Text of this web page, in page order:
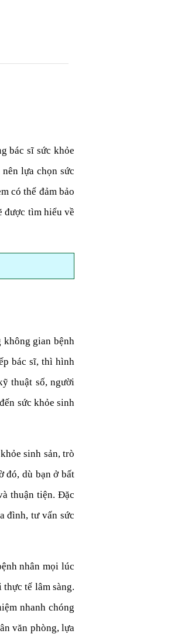
bác sĩ sức khỏe
lựa chọn sức
có thể đảm bảo
được tìm hiểu về
không gian bệnh
bác sĩ, thì hình
thuật số, người
sức khỏe sinh
sinh sản, trò
đó, dù bạn ở bất
thuận tiện. Đặc
đình, tư vấn sức
nhân mọi lúc
tế lâm sàng.
nhanh chóng
văn phòng, lựa